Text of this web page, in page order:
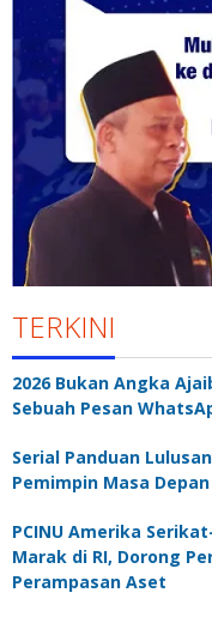
TERKINI
2026 Bukan Angka
Sebuah Pesan
Serial Panduan
Pemimpin Masa
PCINU Amerika
Marak di RI, Dorong
Perampasan Aset